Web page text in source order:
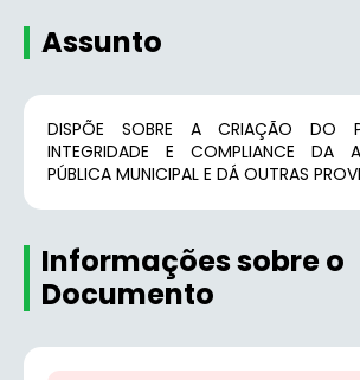
Assunto
DISPÕE SOBRE A CRIAÇÃO DO
INTEGRIDADE E COMPLIANCE DA
PÚBLICA MUNICIPAL E DÁ OUTRAS
Informações sobre o
Documento